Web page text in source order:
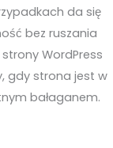
da się
bez ruszania
WordPress
gdy strona jest w
bałaganem.